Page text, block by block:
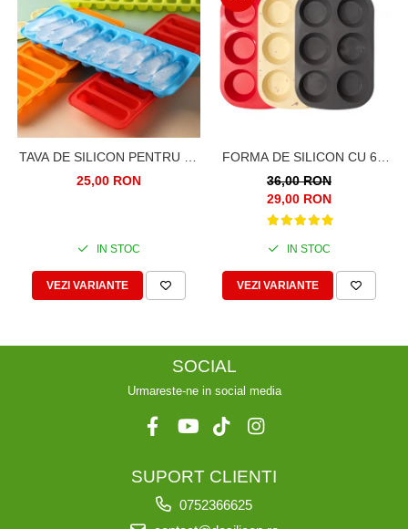
TAVA DE SILICON PENTRU 10
BARE DE GHEATA
25,00 RON
IN STOC
VEZI VARIANTE
FORMA DE SILICON CU 6
CAVITATI PENTRU TARTE,
PRAJITURI, CIOCOLATA
36,00 RON
29,00 RON
IN STOC
VEZI VARIANTE
SOCIAL
Urmareste-ne in social media
SUPORT CLIENTI
0752366625